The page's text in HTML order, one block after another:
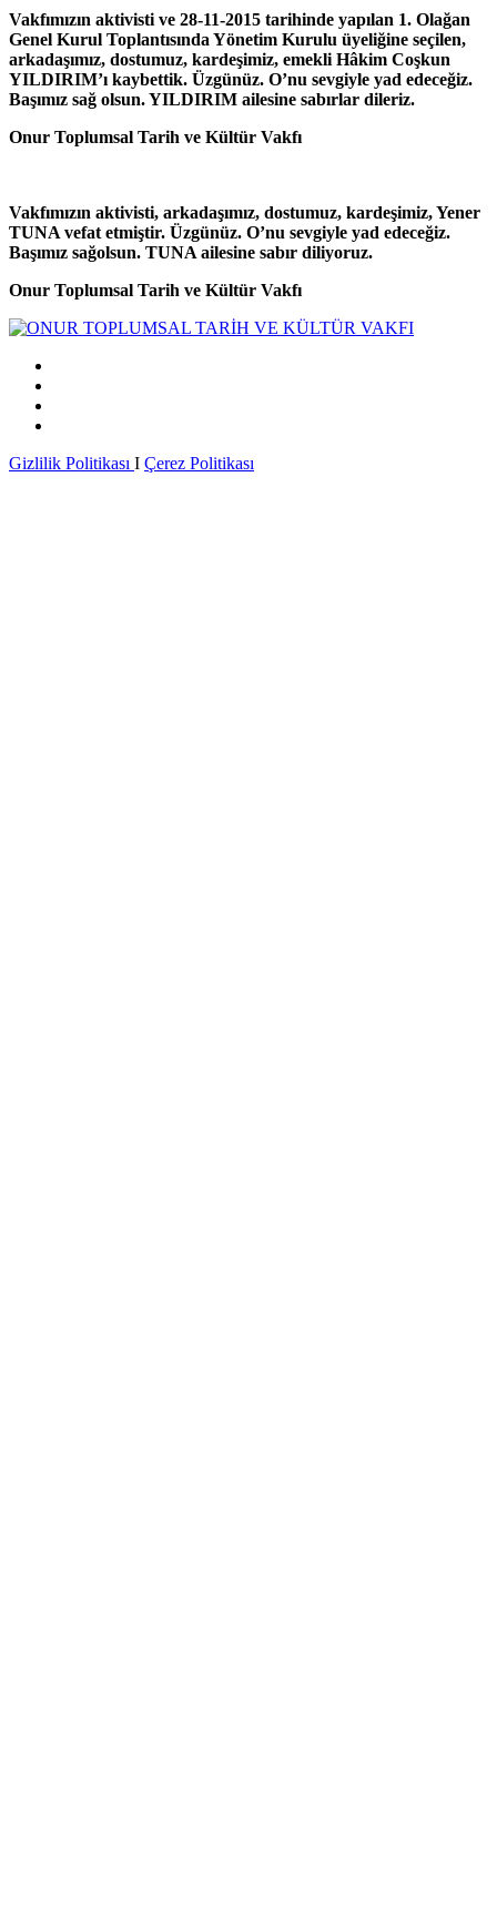
Vakfımızın aktivisti ve 28-11-2015 tarihinde yapılan 1. Olağan
Genel Kurul Toplantısında Yönetim Kurulu üyeliğine seçilen,
arkadaşımız, dostumuz, kardeşimiz, emekli Hâkim Coşkun
YILDIRIM’ı kaybettik. Üzgünüz. O’nu sevgiyle yad edeceğiz.
Başımız sağ olsun. YILDIRIM ailesine sabırlar dileriz.
Onur Toplumsal Tarih ve Kültür Vakfı
Vakfımızın aktivisti, arkadaşımız, dostumuz, kardeşimiz, Yener
TUNA vefat etmiştir. Üzgünüz. O’nu sevgiyle yad edeceğiz.
Başımız sağolsun. TUNA ailesine sabır diliyoruz.
Onur Toplumsal Tarih ve Kültür Vakfı
Gizlilik Politikası I Çerez Politikası